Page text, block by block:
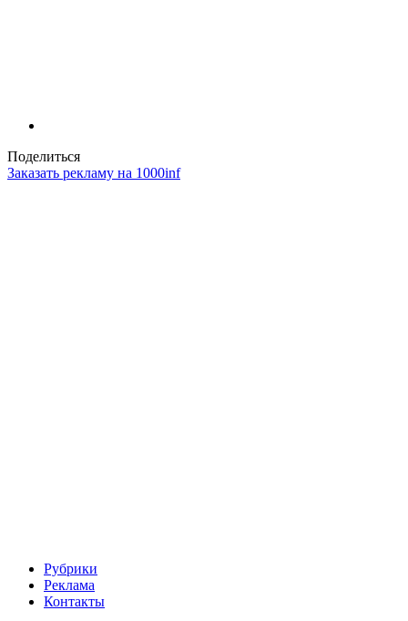
Поделиться
Заказать рекламу на 1000inf
Рубрики
Реклама
Контакты